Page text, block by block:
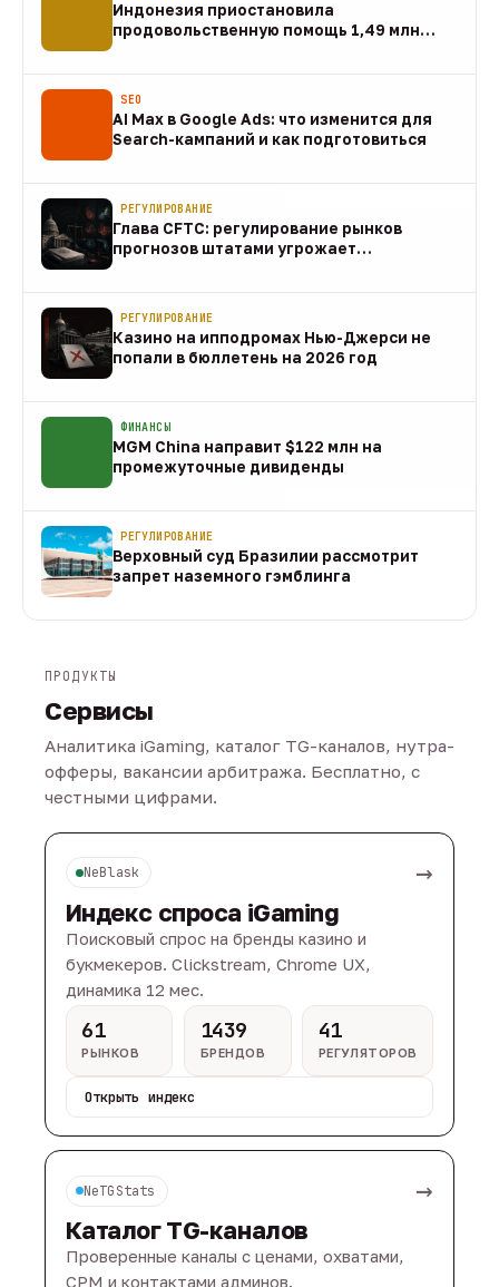
Индонезия приостановила
продовольственную помощь 1,49 млн
SEO
AI Max в Google Ads: что изменится для
Search-кампаний и как подготовиться
РЕГУЛИРОВАНИЕ
Глава CFTC: регулирование рынков
прогнозов штатами угрожает
РЕГУЛИРОВАНИЕ
Казино на ипподромах Нью-Джерси не
попали в бюллетень на 2026 год
ФИНАНСЫ
MGM China направит $122 млн на
промежуточные дивиденды
РЕГУЛИРОВАНИЕ
Верховный суд Бразилии рассмотрит
запрет наземного гэмблинга
ПРОДУКТЫ
Сервисы
Аналитика iGaming, каталог TG-каналов, нутра-
офферы, вакансии арбитража. Бесплатно, с
честными цифрами.
NeBlask →
Индекс спроса iGaming
Поисковый спрос на бренды казино и
букмекеров. Clickstream, Chrome UX,
динамика 12 мес.
61
РЫНКОВ
1439
БРЕНДОВ
41
РЕГУЛЯТОРОВ
Открыть индекс
NeTGStats →
Каталог TG-каналов
Проверенные каналы с ценами, охватами,
CPM и контактами админов.